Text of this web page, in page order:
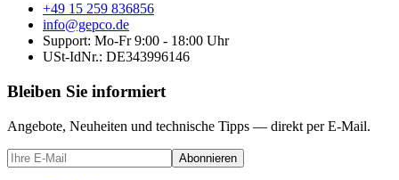
+49 15 259 836856
info@gepco.de
Support: Mo-Fr 9:00 - 18:00 Uhr
USt-IdNr.: DE343996146
Bleiben Sie informiert
Angebote, Neuheiten und technische Tipps — direkt per E-Mail.
Abonnieren